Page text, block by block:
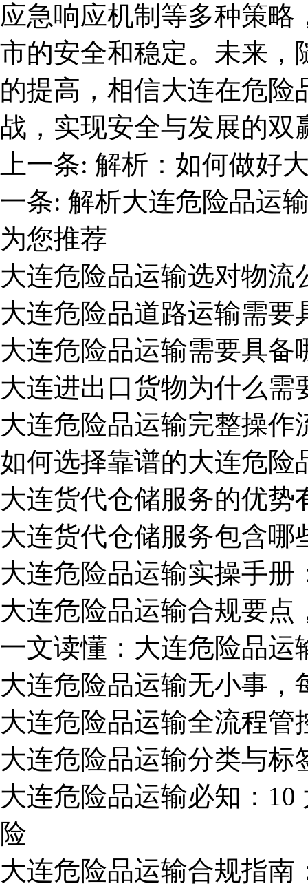
应急响应机制等多种策
市的安全和稳定。未来，
的提高，相信大连在危
战，实现安全与发展的双
上一条: 解析：如何做好
一条: 解析大连危险品运
为您推荐
大连危险品运输选对物
大连危险品道路运输需
大连危险品运输需要具备
大连进出口货物为什么需
大连危险品运输完整操作
如何选择靠谱的大连危险
大连货代仓储服务的优势
大连货代仓储服务包含哪
大连危险品运输实操手
大连危险品运输合规要
一文读懂：大连危险品运
大连危险品运输无小事
大连危险品运输全流程
大连危险品运输分类与
大连危险品运输必知：
险
大连危险品运输合规指